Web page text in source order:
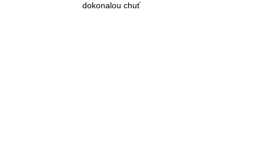
dokonalou chuť